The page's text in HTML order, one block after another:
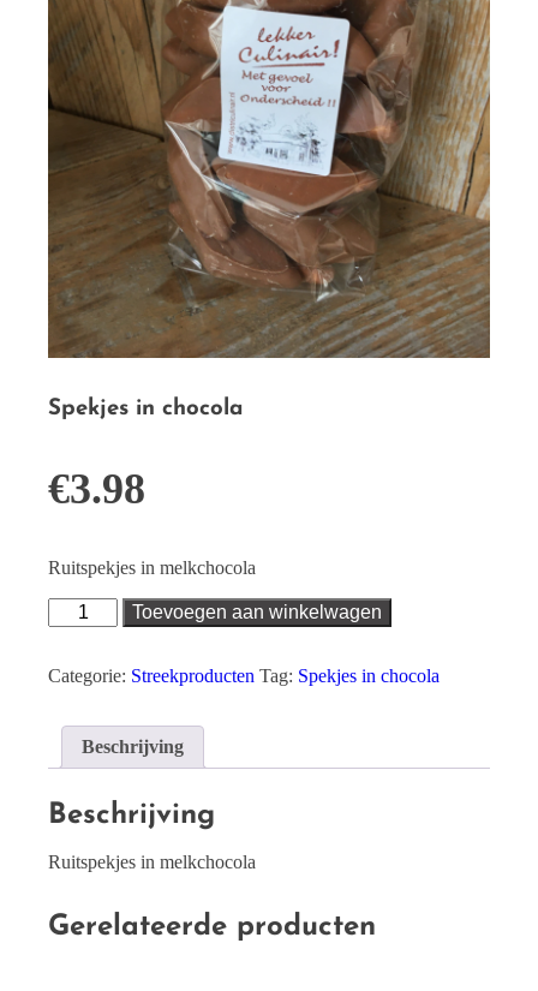
Spekjes in chocola
€3.98
Ruitspekjes in melkchocola
Spekjes
in
aantal
Toevoegen aan winkelwagen
Categorie: Streekproducten Tag: Spekjes in chocola
Beschrijving
Beschrijving
Ruitspekjes in melkchocola
Gerelateerde producten